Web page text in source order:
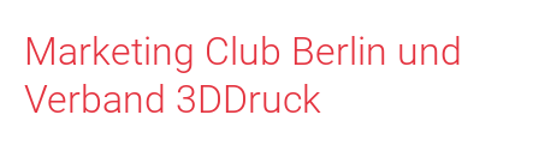
Marketing Club Berlin und
Verband 3DDruck